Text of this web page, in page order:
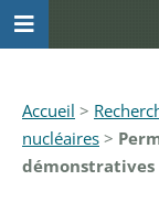
Accueil >
nucléaires >
démonstratives